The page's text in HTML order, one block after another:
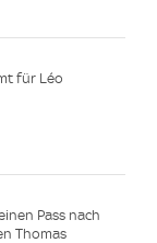
für Léo
Pass nach
Thomas